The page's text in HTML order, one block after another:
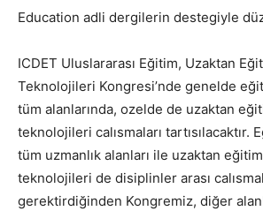
Education adli dergilerin destegiyle
ICDET Uluslararası Eğitim, Uzaktan
Teknolojileri Kongresi’nde genelde
tüm alanlarında, ozelde de uzaktan
teknolojileri calısmaları tartısılacaktır.
tüm uzmanlık alanları ile uzaktan
teknolojileri de disiplinler arası
gerektirdiğinden Kongremiz, diğer